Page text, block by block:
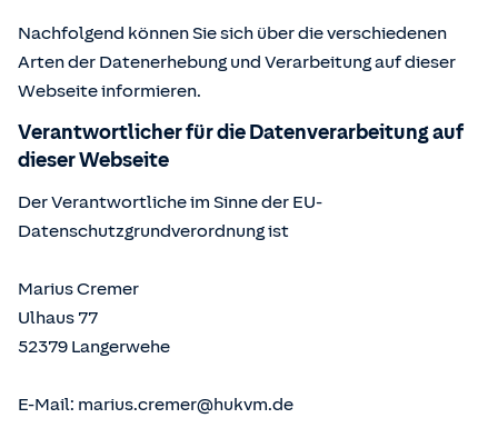
Nachfolgend können Sie sich über die verschiedenen
Arten der Datenerhebung und Verarbeitung auf dieser
Webseite informieren.
Verantwortlicher für die Datenverarbeitung auf
dieser Webseite
Der Verantwortliche im Sinne der EU-
Datenschutzgrundverordnung ist
Marius Cremer
Ulhaus 77
52379 Langerwehe
E-Mail: marius.cremer@hukvm.de